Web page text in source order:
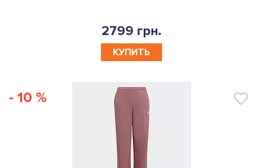
2799 грн.
КУПИТЬ
- 10 %